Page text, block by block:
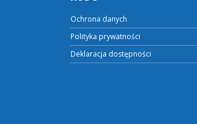
Ochrona danych
Polityka prywatności
Deklaracja dostępności